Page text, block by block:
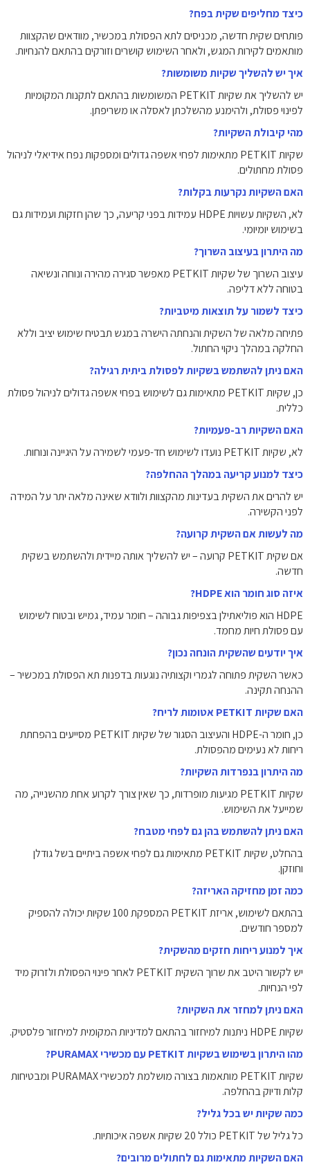
כיצד מחליפים שקית בפח?
פותחים שקית חדשה, מכניסים לתא הפסולת במכשיר, מוודאים שהקצוות
מותאמים לקירות המגש, ולאחר השימוש קושרים וזורקים בהתאם להנחיות.
איך יש להשליך שקיות משומשות?
יש להשליך את שקיות PETKIT המשומשות בהתאם לתקנות המקומיות
לפינוי פסולת, ולהימנע מהשלכתן לאסלה או משריפתן.
מהי קיבולת השקיות?
שקיות PETKIT מתאימות לפחי אשפה גדולים ומספקות נפח אידיאלי לניהול
פסולת מחתולים.
האם השקיות נקרעות בקלות?
לא, השקיות עשויות HDPE עמידות בפני קריעה, כך שהן חזקות ועמידות גם
בשימוש יומיומי.
מה היתרון בעיצוב השרוך?
עיצוב השרוך של שקיות PETKIT מאפשר סגירה מהירה ונוחה ונשיאה
בטוחה ללא דליפה.
כיצד לשמור על תוצאות מיטביות?
פתיחה מלאה של השקית והנחתה הישרה במגש תבטיח שימוש יציב וללא
החלקה במהלך ניקוי החתול.
האם ניתן להשתמש בשקיות לפסולת ביתית רגילה?
כן, שקיות PETKIT מתאימות גם לשימוש בפחי אשפה גדולים לניהול פסולת
כללית.
האם השקיות רב-פעמיות?
לא, שקיות PETKIT נועדו לשימוש חד-פעמי לשמירה על היגיינה ונוחות.
כיצד למנוע קריעה במהלך ההחלפה?
יש להרים את השקית בעדינות מהקצוות ולוודא שאינה מלאה יתר על המידה
לפני הקשירה.
מה לעשות אם השקית קרועה?
אם שקית PETKIT קרועה – יש להשליך אותה מיידית ולהשתמש בשקית
חדשה.
איזה סוג חומר הוא HDPE?
HDPE הוא פוליאתילן בצפיפות גבוהה – חומר עמיד, גמיש ובטוח לשימוש
עם פסולת חיות מחמד.
איך יודעים שהשקית הונחה נכון?
כאשר השקית פתוחה לגמרי וקצותיה נוגעות בדפנות תא הפסולת במכשיר –
ההנחה תקינה.
האם שקיות PETKIT אטומות לריח?
כן, חומר ה-HDPE והעיצוב הסגור של שקיות PETKIT מסייעים בהפחתת
ריחות לא נעימים מהפסולת.
מה היתרון בנפרדות השקיות?
שקיות PETKIT מגיעות מופרדות, כך שאין צורך לקרוע אחת מהשנייה, מה
שמייעל את השימוש.
האם ניתן להשתמש בהן גם לפחי מטבח?
בהחלט, שקיות PETKIT מתאימות גם לפחי אשפה ביתיים בשל גודלן
וחוזקן.
כמה זמן מחזיקה האריזה?
בהתאם לשימוש, אריזת PETKIT המספקת 100 שקיות יכולה להספיק
למספר חודשים.
איך למנוע ריחות חזקים מהשקית?
יש לקשור היטב את שרוך השקית PETKIT לאחר פינוי הפסולת ולזרוק מיד
לפי הנחיות.
האם ניתן למחזר את השקיות?
שקיות HDPE ניתנות למיחזור בהתאם למדיניות המקומית למיחזור פלסטיק.
מהו היתרון בשימוש בשקיות PETKIT עם מכשירי PURAMAX?
שקיות PETKIT מותאמות בצורה מושלמת למכשירי PURAMAX ומבטיחות
קלות ודיוק בהחלפה.
כמה שקיות יש בכל גליל?
כל גליל של PETKIT כולל 20 שקיות אשפה איכותיות.
האם השקיות מתאימות גם לחתולים מרובים?